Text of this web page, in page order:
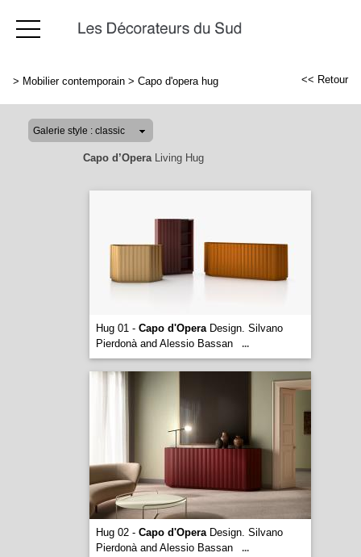
> Mobilier contemporain > Capo d'opera hug << Retour
Capo d’OperaLiving Hug
Hug 01 - Capo d'OperaDesign. Silvano
Pierdonà and Alessio Bassan
...
Hug 02 - Capo d'OperaDesign. Silvano
Pierdonà and Alessio Bassan
...